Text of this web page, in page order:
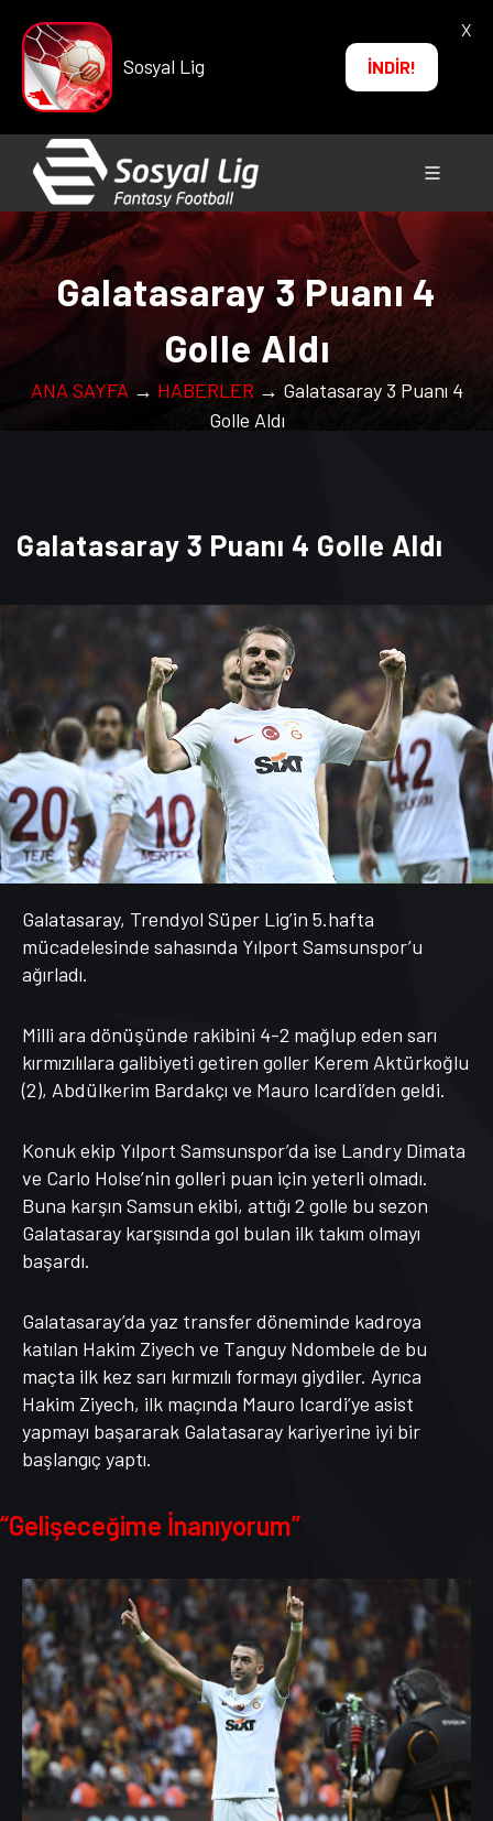
Sosyal Lig İNDİR!
X
Galatasaray 3 Puanı 4
Golle Aldı
ANA SAYFA → HABERLER → Galatasaray 3 Puanı 4
Golle Aldı
Galatasaray 3 Puanı 4 Golle Aldı
Galatasaray, Trendyol Süper Lig’in 5.hafta
mücadelesinde sahasında Yılport Samsunspor’u
ağırladı.
Milli ara dönüşünde rakibini 4-2 mağlup eden sarı
kırmızılılara galibiyeti getiren goller Kerem Aktürkoğlu
(2), Abdülkerim Bardakçı ve Mauro Icardi’den geldi.
Konuk ekip Yılport Samsunspor’da ise Landry Dimata
ve Carlo Holse’nin golleri puan için yeterli olmadı.
Buna karşın Samsun ekibi, attığı 2 golle bu sezon
Galatasaray karşısında gol bulan ilk takım olmayı
başardı.
Galatasaray’da yaz transfer döneminde kadroya
katılan Hakim Ziyech ve Tanguy Ndombele de bu
maçta ilk kez sarı kırmızılı formayı giydiler. Ayrıca
Hakim Ziyech, ilk maçında Mauro Icardi’ye asist
yapmayı başararak Galatasaray kariyerine iyi bir
başlangıç yaptı.
“Gelişeceğime İnanıyorum”